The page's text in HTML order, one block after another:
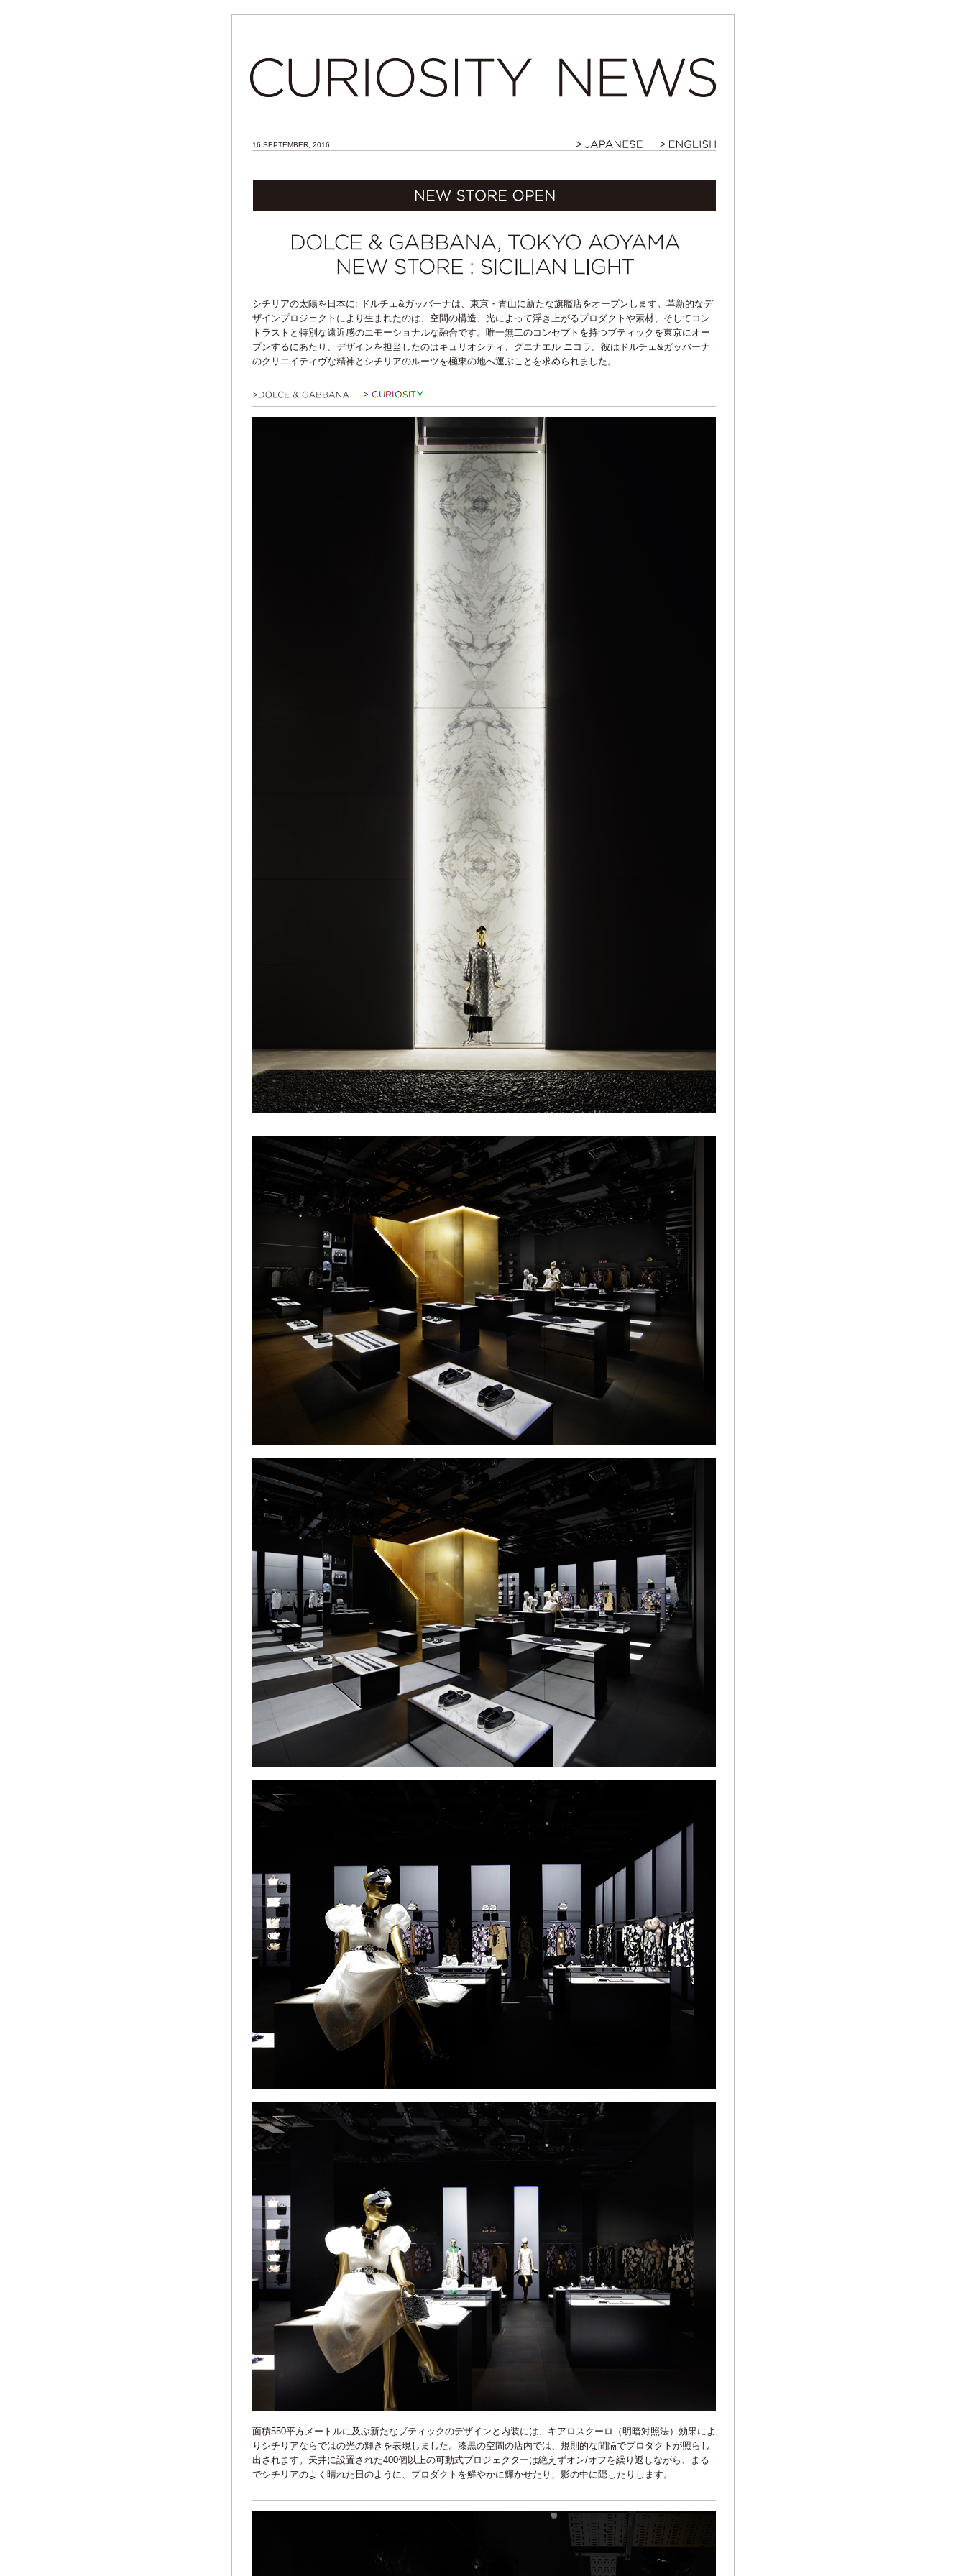
16 SEPTEMBER, 2016
シチリアの太陽を日本に: ドルチェ&ガッバーナは、東京・青山に新たな旗艦店をオープンします。革新的なデ
ザインプロジェクトにより生まれたのは、空間の構造、光によって浮き上がるプロダクトや素材、そしてコン
トラストと特別な遠近感のエモーショナルな融合です。唯一無二のコンセプトを持つブティックを東京にオー
プンするにあたり、デザインを担当したのはキュリオシティ、グエナエル ニコラ。彼はドルチェ&ガッバーナ
のクリエイティヴな精神とシチリアのルーツを極東の地へ運ぶことを求められました。
面積550平方メートルに及ぶ新たなブティックのデザインと内装には、キアロスクーロ（明暗対照法）効果によ
りシチリアならではの光の輝きを表現しました。漆黒の空間の店内では、規則的な間隔でプロダクトが照らし
出されます。天井に設置された400個以上の可動式プロジェクターは絶えずオン/オフを繰り返しながら、まる
でシチリアのよく晴れた日のように、プロダクトを鮮やかに輝かせたり、影の中に隠したりします。